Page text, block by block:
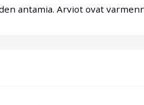
antamia. Arviot ovat